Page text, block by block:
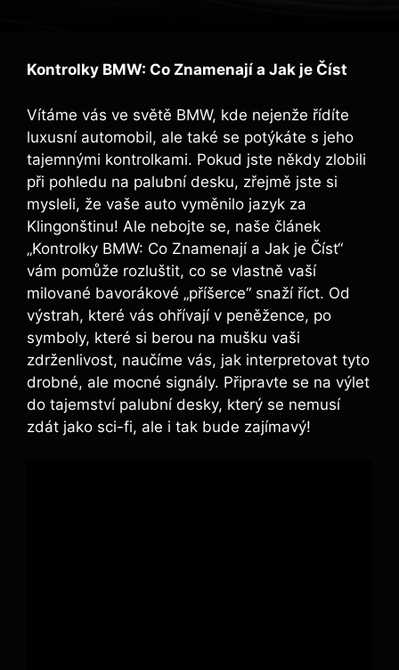
Kontrolky BMW: Co Znamenají a Jak je Číst
Vítáme vás ve světě BMW, kde nejenže řídíte
luxusní automobil, ale také se potýkáte s jeho
tajemnými kontrolkami. Pokud jste někdy zlobili
při pohledu na palubní desku, zřejmě jste si
mysleli, že vaše auto vyměnilo jazyk za
Klingonštinu! Ale nebojte se, naše článek
„Kontrolky BMW: Co Znamenají a Jak je Číst“
vám pomůže rozluštit, co se vlastně vaší
milované bavorákové „příšerce“ snaží říct. Od
výstrah, které vás ohřívají v peněžence, po
symboly, které si berou na mušku vaši
zdrženlivost, naučíme vás, jak interpretovat tyto
drobné, ale mocné signály. Připravte se na výlet
do tajemství palubní desky, který se nemusí
zdát jako sci-fi, ale i tak bude zajímavý!